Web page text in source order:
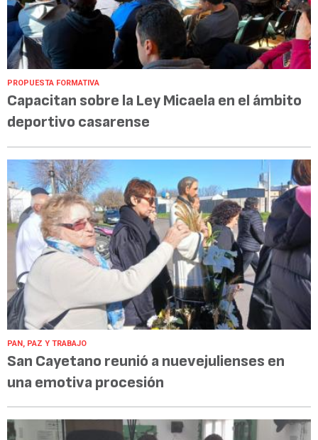
PROPUESTA FORMATIVA
Capacitan sobre la Ley Micaela en el ámbito
deportivo casarense
PAN, PAZ Y TRABAJO
San Cayetano reunió a nuevejulienses en
una emotiva procesión